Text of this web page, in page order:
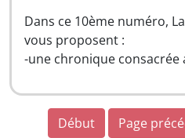
Dans ce 10ème numéro,
vous proposent :
-une chronique
Début Page